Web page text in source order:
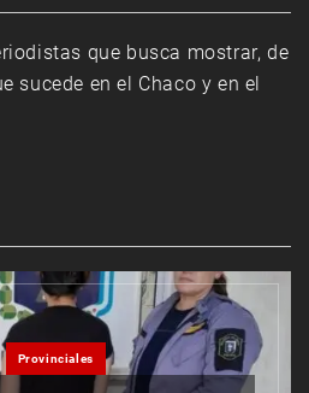
que busca mostrar, de
sucede en el Chaco y en el
Provinciales